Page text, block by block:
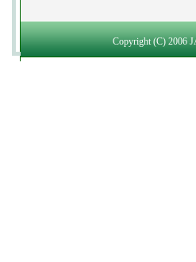
Copyright (C) 2006